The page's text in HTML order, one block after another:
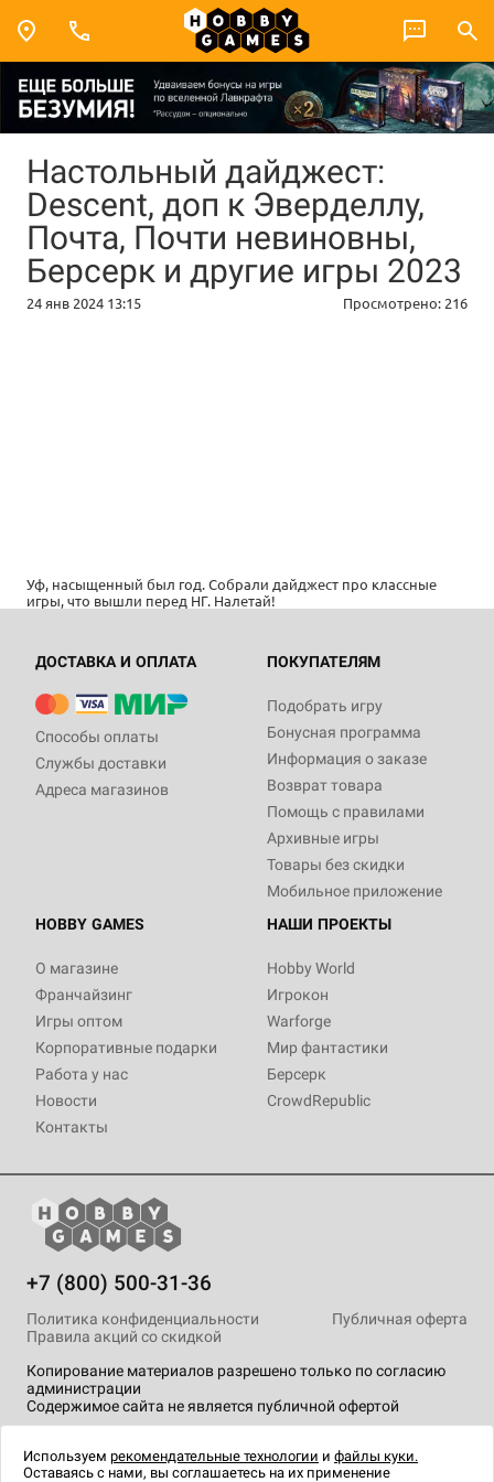
Настольный дайджест:
Descent, доп к Эверделлу,
Почта, Почти невиновны,
Берсерк и другие игры 2023
24 янв 2024 13:15 Просмотрено: 216
Уф, насыщенный был год. Собрали дайджест про классные
игры, что вышли перед НГ. Налетай!
ДОСТАВКА И ОПЛАТА
Способы оплаты
Службы доставки
Адреса магазинов
ПОКУПАТЕЛЯМ
Подобрать игру
Бонусная программа
Информация о заказе
Возврат товара
Помощь с правилами
Архивные игры
Товары без скидки
Мобильное приложение
HOBBY GAMES
О магазине
Франчайзинг
Игры оптом
Корпоративные подарки
Работа у нас
Новости
Контакты
НАШИ ПРОЕКТЫ
Hobby World
Игрокон
Warforge
Мир фантастики
Берсерк
CrowdRepublic
+7 (800) 500-31-36
Копирование материалов разрешено только по согласию
администрации
Содержимое сайта не является публичной офертой
Политика конфиденциальности
Публичная оферта
Правила акций со скидкой
технологии.
Используем рекомендательные технологии и файлы куки.
Оставаясь с нами, вы соглашаетесь на их применение